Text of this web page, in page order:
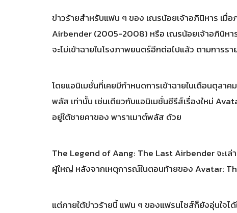
ข่าวร้ายสำหรับแฟน ๆ ของ เณรน้อยเจ้าอภินิหาร เ
Airbender (2005-2008) หรือ เณรน้อยเจ้าอภินิห
จะไม่เข้าฉายในโรงภาพยนตร์อีกต่อไปแล้ว ตามการร
โดยแอนิเมชั่นที่เคยมีกำหนดการเข้าฉายในเดือนตุลา
พลัส เท่านั้น เช่นเดียวกับแอนิเมชั่นซีรีส์เรื่องใหม่
อยู่ใต้ชายคาของ พาราเมาต์พลัส ด้วย
The Legend of Aang: The Last Airbender จะเล่
ผู้ใหญ่ หลังจากเหตุการณ์ในตอนท้ายของ Avatar:
แต่ภายใต้ข่าวร้ายนี้ แฟน ๆ ของแฟรนไชส์ก็ยังอุ่นใจไ